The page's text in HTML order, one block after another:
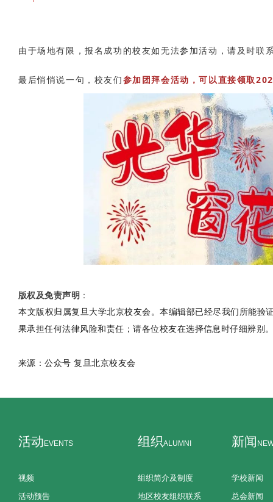
由于场地有限，报名成功的校友如无法参加活动，请及时
最后悄悄说一句，校友们参加团拜会活动，可以直接领取
版权及免责声明 ：
本文版权归属复旦大学北京校友会。本编辑部已经尽我们所能
果承担任何法律风险和责任；请各位校友在选择信息时仔细辨别
来源：公众号 复旦北京校友会
活动EVENTS
视频
活动预告
组织ALUMNI
组织简介及制度
地区校友组织联系
新闻
学校新闻
总会新闻